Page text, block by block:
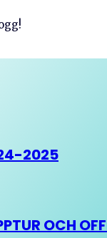
2025
OCH